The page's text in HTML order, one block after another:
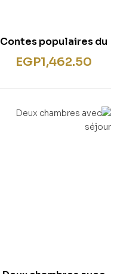
Contes populaires du
Liban
EGP1,462.50